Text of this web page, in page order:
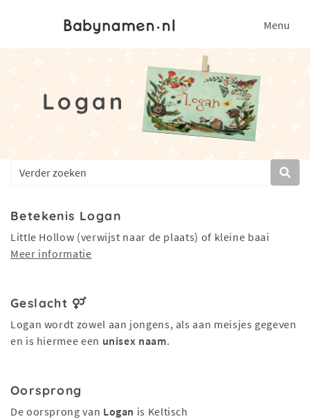
Menu
Logan
Betekenis Logan
Little Hollow (verwijst naar de plaats) of kleine baai
Meer informatie
Geslacht
Logan wordt zowel aan jongens, als aan meisjes gegeven
en is hiermee een unisex naam.
Oorsprong
De oorsprong van Logan is Keltisch